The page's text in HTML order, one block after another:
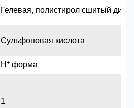
Гелевая, полистирол сшитый
Сульфоновая кислота
H + форма
1